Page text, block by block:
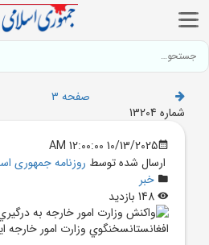
صفحه 3
شماره 13204
10/13/2025 12:00:00 AM
ارسال شده توسط روزنامه جمهوری
خبر